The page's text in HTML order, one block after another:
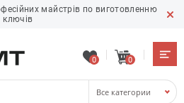
майстрів по виготовленню
ключів
0 0
Все категории